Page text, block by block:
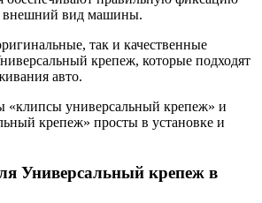
внешний вид машины.
так и качественные
крепеж, которые подходят
авто.
«клипсы универсальный крепеж» и
крепеж» просты в установке и
Универсальный крепеж в